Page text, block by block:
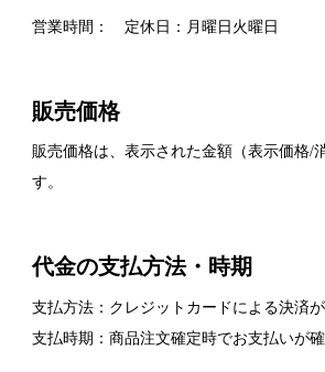
営業時間： 定休日：月曜日火曜日
販売価格
販売価格は、表示された金額（表示価格/
す。
代金の支払方法・時期
支払方法：クレジットカードによる決済が
支払時期：商品注文確定時でお支払いが確